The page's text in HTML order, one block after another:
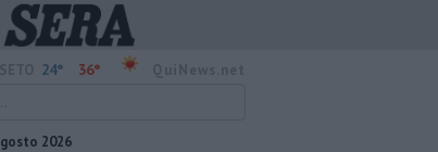
24° 36°
2026